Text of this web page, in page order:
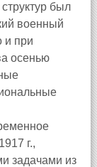
был
военный
и при
осенью
г.,
задачами из